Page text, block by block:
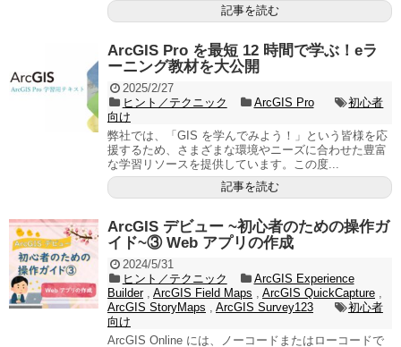
記事を読む
ArcGIS Pro を最短 12 時間で学ぶ！eラ
ーニング教材を大公開
2025/2/27
ヒント／テクニック
ArcGIS Pro
初心者
向け
弊社では、「GIS を学んでみよう！」という皆様を応
援するため、さまざまな環境やニーズに合わせた豊富
な学習リソースを提供しています。この度...
記事を読む
ArcGIS デビュー ~初心者のための操作ガ
イド~③ Web アプリの作成
2024/5/31
ヒント／テクニック
ArcGIS Experience
Builder, ArcGIS Field Maps ArcGIS QuickCapture
ArcGIS StoryMaps
ArcGIS Survey123
初心者
向け
ArcGIS Online には、ノーコードまたはローコードで